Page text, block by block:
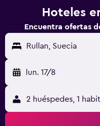
Hoteles
Encuentra ofertas
Rullan, Suecia
lun. 17/8
2 huéspedes, 1